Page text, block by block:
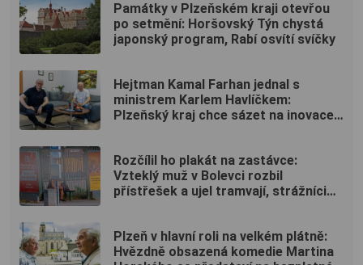
Památky v Plzeňském kraji otevřou
po setmění: Horšovský Týn chystá
japonský program, Rabí osvítí svíčky
Hejtman Kamal Farhan jednal s
ministrem Karlem Havlíčkem:
Plzeňský kraj chce sázet na inovace
Rozčílil ho plakát na zastávce:
Vzteklý muž v Bolevci rozbil
přístřešek a ujel tramvají, strážníci
Plzeň v hlavní roli na velkém plátně:
Hvězdně obsazená komedie Martina